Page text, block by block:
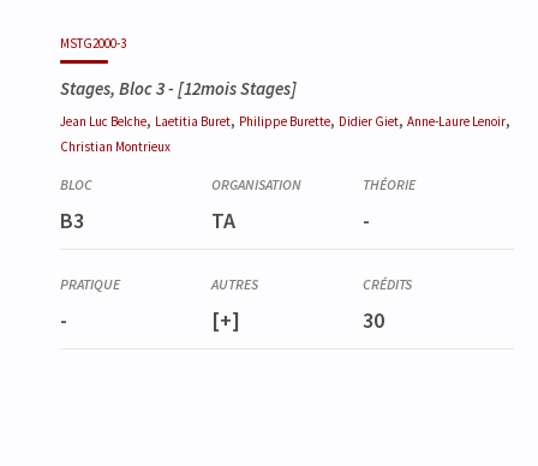
MSTG2000-3
Stages, Bloc 3- [12mois Stages]
Jean Luc Belche, Laetitia Buret, Philippe Burette, Didier Giet, Anne-Laure Lenoir,
Christian Montrieux
B3 TA -
- [+] 30